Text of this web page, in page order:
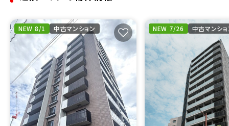
NEW 8/1 中古マンション NEW 7/26 中古マンシ